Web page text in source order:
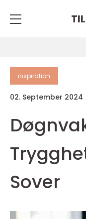
inspiration
02. September 2024
Sover